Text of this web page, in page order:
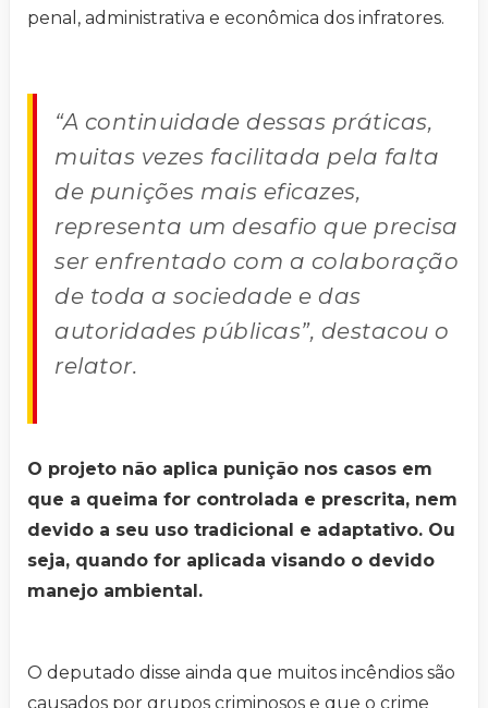
penal, administrativa e econômica dos infratores.
“A continuidade dessas práticas,
muitas vezes facilitada pela falta
de punições mais eficazes,
representa um desafio que precisa
ser enfrentado com a colaboração
de toda a sociedade e das
autoridades públicas”, destacou o
relator.
O projeto não aplica punição nos casos em
que a queima for controlada e prescrita, nem
devido a seu uso tradicional e adaptativo. Ou
seja, quando for aplicada visando o devido
manejo ambiental.
O deputado disse ainda que muitos incêndios são
causados por grupos criminosos e que o crime